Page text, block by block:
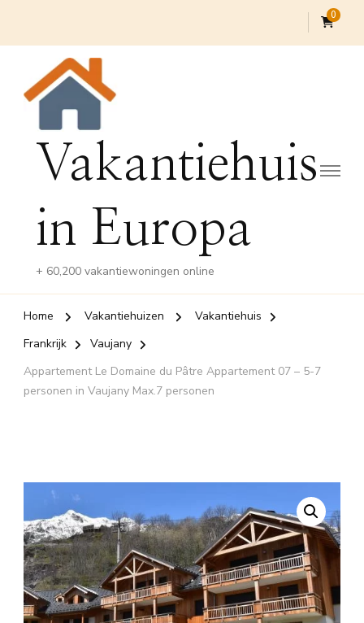
0
Vakantiehuis
in Europa
+ 60,200 vakantiewoningen online
Home Vakantiehuizen
Vakantiehuis
Frankrijk
Vaujany
Appartement Le Domaine du Pâtre Appartement 07 – 5-7
personen in Vaujany Max.7 personen